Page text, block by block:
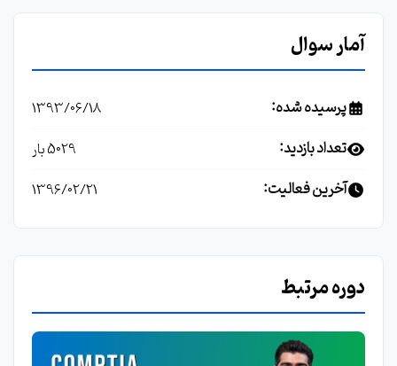
آمار سوال
پرسیده شده: 1393/06/18
تعداد بازدید: 5029 بار
آخرین فعالیت: 1396/02/21
دوره مرتبط